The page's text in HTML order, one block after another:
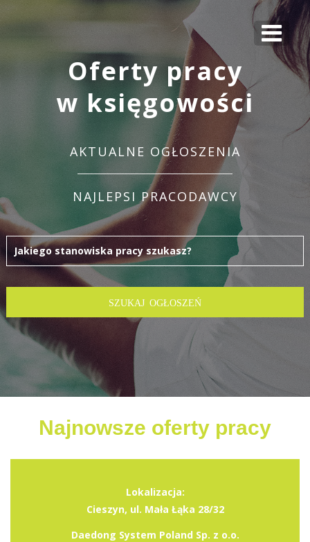
Oferty pracy
w księgowości
AKTUALNE OGŁOSZENIA
NAJLEPSI PRACODAWCY
Najnowsze oferty pracy
Lokalizacja:
Cieszyn, ul. Mała Łąka 28/32
Daedong System Poland Sp. z o.o.